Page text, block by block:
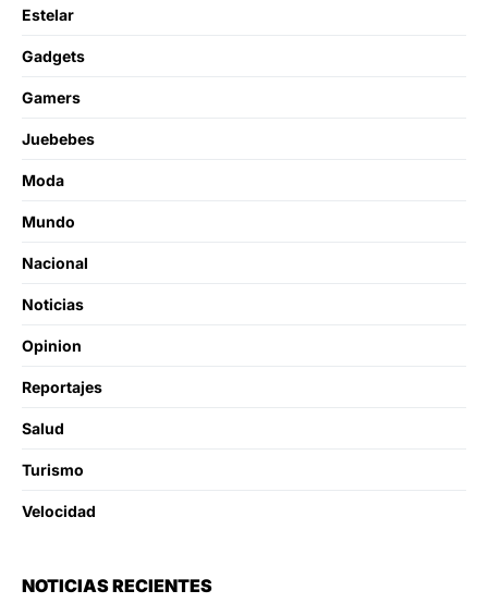
Estelar
Gadgets
Gamers
Juebebes
Moda
Mundo
Nacional
Noticias
Opinion
Reportajes
Salud
Turismo
Velocidad
NOTICIAS RECIENTES